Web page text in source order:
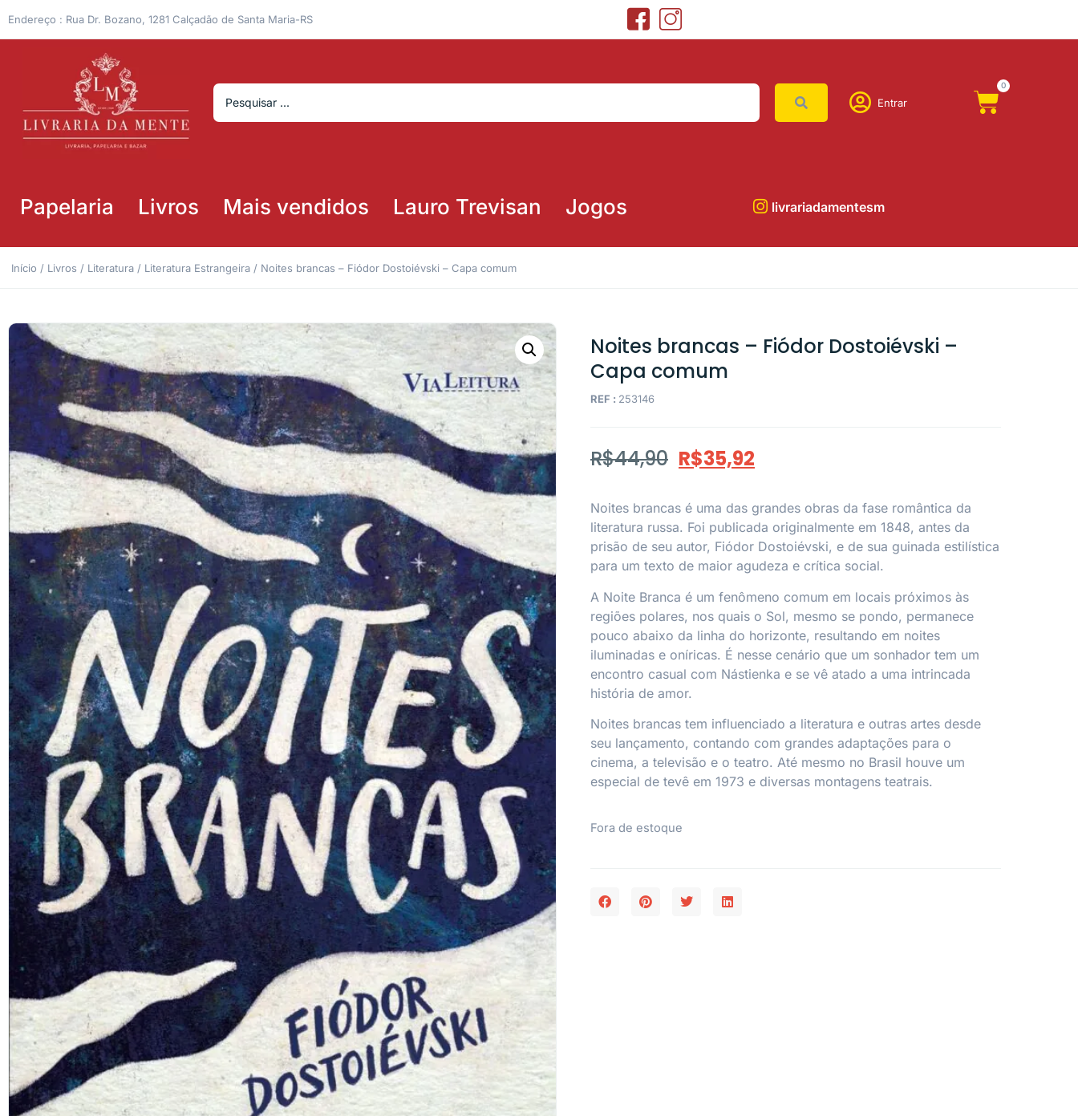
Endereço : Rua Dr. Bozano, 1281 Calçadão de Santa Maria-RS
Entrar
0
Papelaria Livros Mais vendidos Lauro Trevisan Jogos livrariadamentesm
Início / Livros / Literatura / Literatura Estrangeira / Noites brancas – Fiódor Dostoiévski – Capa comum
Noites brancas – Fiódor Dostoiévski –
Capa comum
REF : 253146
R$44,90 R$35,92
Noites brancas é uma das grandes obras da fase romântica da
literatura russa. Foi publicada originalmente em 1848, antes da
prisão de seu autor, Fiódor Dostoiévski, e de sua guinada estilística
para um texto de maior agudeza e crítica social.
A Noite Branca é um fenômeno comum em locais próximos às
regiões polares, nos quais o Sol, mesmo se pondo, permanece
pouco abaixo da linha do horizonte, resultando em noites
iluminadas e oníricas. É nesse cenário que um sonhador tem um
encontro casual com Nástienka e se vê atado a uma intrincada
história de amor.
Noites brancas tem influenciado a literatura e outras artes desde
seu lançamento, contando com grandes adaptações para o
cinema, a televisão e o teatro. Até mesmo no Brasil houve um
especial de tevê em 1973 e diversas montagens teatrais.
Fora de estoque